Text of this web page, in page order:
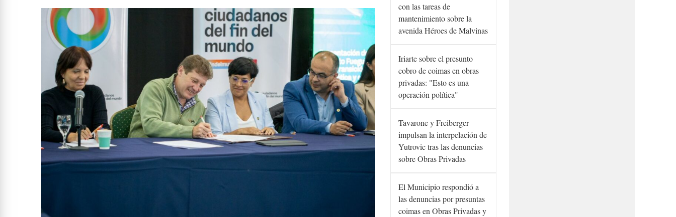
con las tareas de
mantenimiento sobre la
avenida Héroes de Malvinas
Iriarte sobre el presunto
cobro de coimas en obras
privadas: "Esto es una
operación política"
Tavarone y Freiberger
impulsan la interpelación de
Yutrovic tras las denuncias
sobre Obras Privadas
El Municipio respondió a
las denuncias por presuntas
coimas en Obras Privadas y